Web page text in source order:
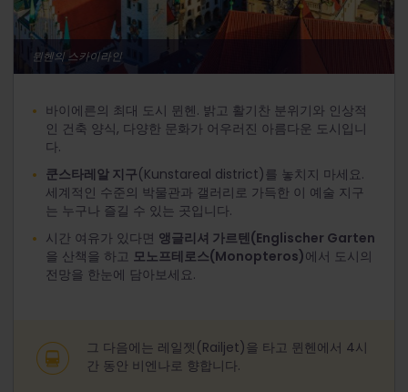
뮌헨의 스카이라인
바이에른의 최대 도시 뮌헨. 밝고 활기찬 분위기와 인상적
인 건축 양식, 다양한 문화가 어우러진 아름다운 도시입니
다.
쿤스타레알 지구(Kunstareal district)를 놓치지 마세요.
세계적인 수준의 박물관과 갤러리로 가득한 이 예술 지구
는 누구나 즐길 수 있는 곳입니다.
시간 여유가 있다면 앵글리셔 가르텐(Englischer Garten
을 산책을 하고 모노프테로스(Monopteros)에서 도시의
전망을 한눈에 담아보세요.
그 다음에는 레일젯(Railjet)을 타고 뮌헨에서 4시
간 동안 비엔나로 향합니다.